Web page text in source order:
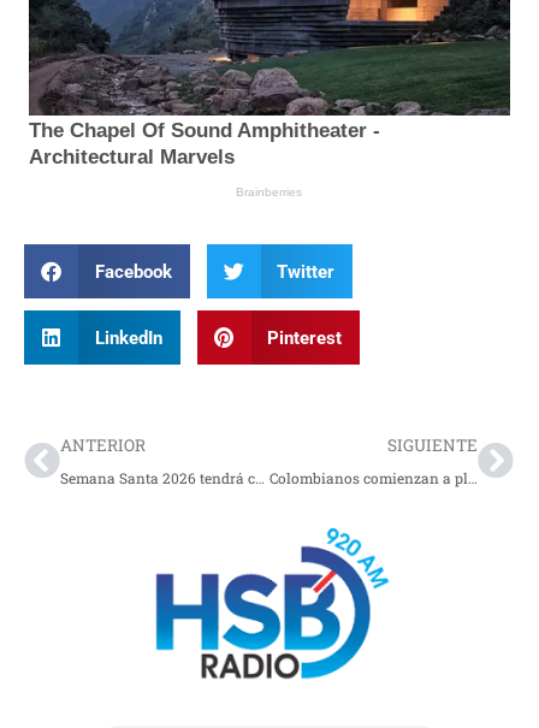
Facebook Twitter
LinkedIn Pinterest
ANTERIOR
Semana Santa 2026 tendrá cambios en el calendario de festivos.
SIGUIENTE
Colombianos comienzan a planear viajes para Semana Santa.